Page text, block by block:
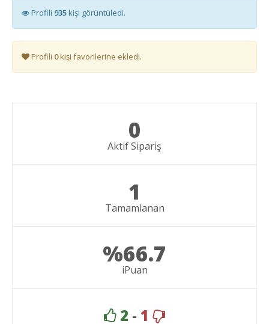
Profili 935kişi görüntüledi.
Profili 0kişi favorilerine ekledi.
0
Aktif Sipariş
1
Tamamlanan
%66.7
iPuan
2 - 1